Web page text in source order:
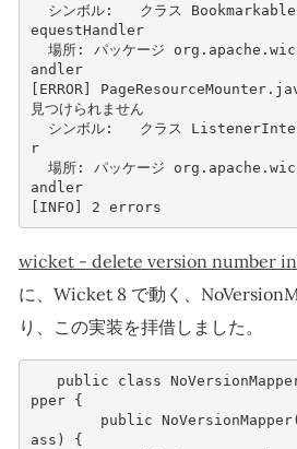
シンボル: クラス
equestHandler
場所: パッケージ org . apache .
andler
[ ERROR ] PageResourceMounter.
見つけられません
シンボル: クラス
r
場所: パッケージ org . apache .
andler
[ INFO ] 2 errors
wicket - delete version number
に、Wicket 8 で動く、
り、この実装を拝借しました。
public class
pper
{
public NoVersionMapper
ass )
{